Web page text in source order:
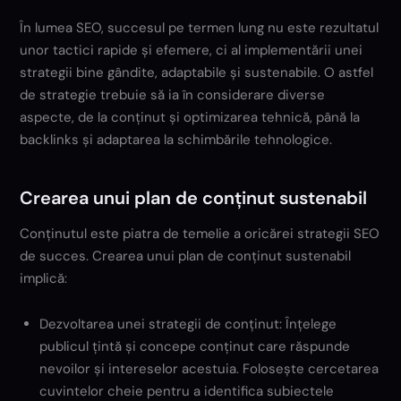
În lumea SEO, succesul pe termen lung nu este rezultatul
unor tactici rapide și efemere, ci al implementării unei
strategii bine gândite, adaptabile și sustenabile. O astfel
de strategie trebuie să ia în considerare diverse
aspecte, de la conținut și optimizarea tehnică, până la
backlinks și adaptarea la schimbările tehnologice.
Crearea unui plan de conținut sustenabil
Conținutul este piatra de temelie a oricărei strategii SEO
de succes. Crearea unui plan de conținut sustenabil
implică:
Dezvoltarea unei strategii de conținut: Înțelege
publicul țintă și concepe conținut care răspunde
nevoilor și intereselor acestuia. Folosește cercetarea
cuvintelor cheie pentru a identifica subiectele